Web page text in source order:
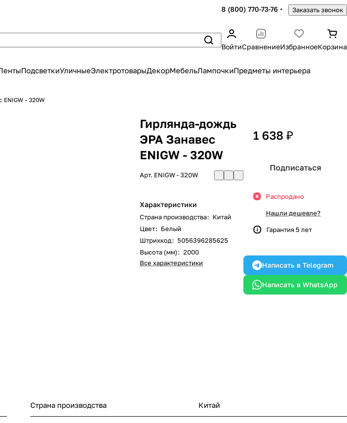
8 (800) 770-73-76 Заказать звонок
ВойтиСравнениеИзбранноеКорзина
ПодсветкиУличныеЭлектротоварыДекорМебельЛампочкиПредметы интерьера
ЕNIGW - 320W
Гирлянда-дождь
ЭРА Занавес
ЕNIGW - 320W
Арт. ЕNIGW - 320W
Характеристики
Страна производства: Китай
Цвет: Белый
Штрихкод: 5056396285625
Высота (мм): 2000
Все характеристики
1 638 ₽
Подписаться
Распродано
Нашли дешевле?
Гарантия 5 лет
Написать в Telegram
Написать в WhatsApp
Страна производства Китай